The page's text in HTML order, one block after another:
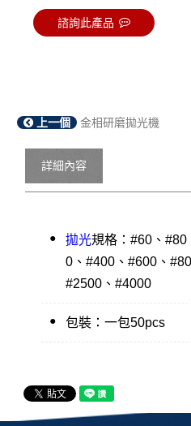
諮詢此產品
上一個 金相研磨拋光機
詳細內容
● 拋光規格：#60、
0、#400、#600、
#2500、#4000
● 包裝：一包50pcs